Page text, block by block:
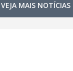
VEJA MAIS NOTÍCIAS